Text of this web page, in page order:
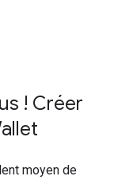
! Créer
moyen de